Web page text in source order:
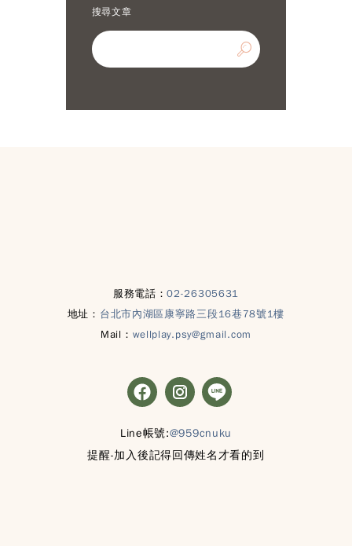
搜尋文章
服務電話：02-26305631
地址： 台北市內湖區康寧路三段16巷78號1樓
Mail： wellplay.psy@gmail.com
Line帳號:@959cnuku
提醒-加入後記得回傳姓名才看的到